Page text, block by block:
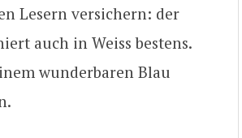
Lesern versichern: der
auch in Weiss bestens.
wunderbaren Blau